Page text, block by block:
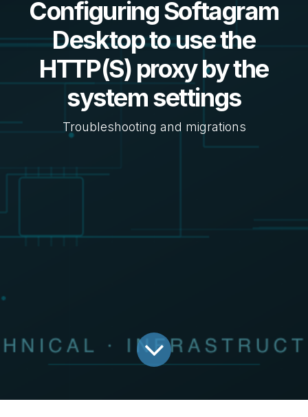
Configuring Softagram
Desktop to use the
HTTP(S) proxy by the
system settings
Troubleshooting and migrations